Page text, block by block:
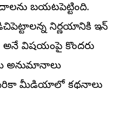
బయటపెట్టింది.
నిర్ణయానికి ఇరాన్‌
అనే విషయంపై కొందరు
అనుమానాలు
మీడియాలో కథనాలు